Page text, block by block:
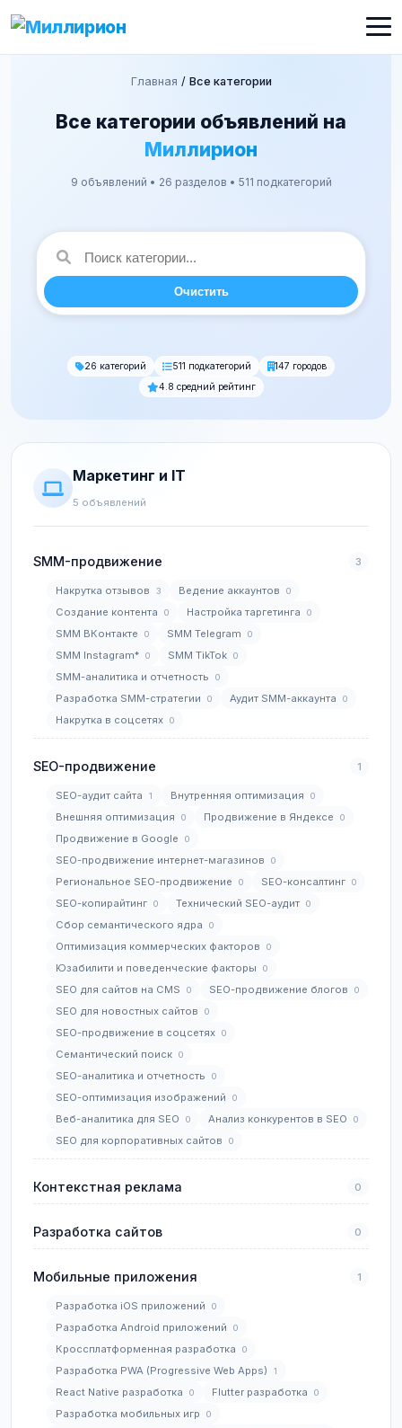
Главная / Все категории
Все категории объявлений на
Миллирион
9 объявлений • 26 разделов • 511 подкатегорий
Очистить
26 категорий 511 подкатегорий
147 городов
4.8 средний рейтинг
Маркетинг и IT
5 объявлений
SMM-продвижение 3
Накрутка отзывов 3 Ведение аккаунтов 0
Создание контента 0 Настройка таргетинга 0
SMM ВКонтакте 0 SMM Telegram 0
SMM Instagram* 0 SMM TikTok 0
SMM-аналитика и отчетность 0
Разработка SMM-стратегии 0 Аудит SMM-аккаунта 0
Накрутка в соцсетях 0
SEO-продвижение 1
SEO-аудит сайта 1 Внутренняя оптимизация 0
Внешняя оптимизация 0 Продвижение в Яндексе 0
Продвижение в Google 0
SEO-продвижение интернет-магазинов 0
Региональное SEO-продвижение 0 SEO-консалтинг 0
SEO-копирайтинг 0 Технический SEO-аудит 0
Сбор семантического ядра 0
Оптимизация коммерческих факторов 0
Юзабилити и поведенческие факторы 0
SEO для сайтов на CMS 0 SEO-продвижение блогов 0
SEO для новостных сайтов 0
SEO-продвижение в соцсетях 0
Семантический поиск 0
SEO-аналитика и отчетность 0
SEO-оптимизация изображений 0
Веб-аналитика для SEO 0 Анализ конкурентов в SEO 0
SEO для корпоративных сайтов 0
Контекстная реклама 0
Разработка сайтов 0
Мобильные приложения 1
Разработка iOS приложений 0
Разработка Android приложений 0
Кроссплатформенная разработка 0
Разработка PWA (Progressive Web Apps) 1
React Native разработка 0 Flutter разработка 0
Разработка мобильных игр 0